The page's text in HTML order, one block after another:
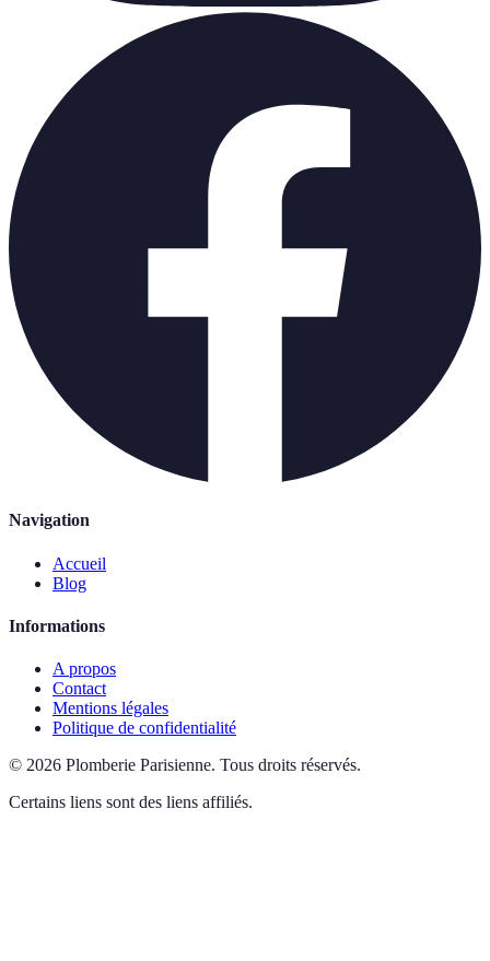
Navigation
Accueil
Blog
Informations
A propos
Contact
Mentions légales
Politique de confidentialité
© 2026 Plomberie Parisienne. Tous droits réservés.
Certains liens sont des liens affiliés.